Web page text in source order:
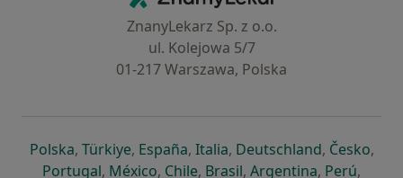
ZnanyLekarz Sp. z o.o.
ul. Kolejowa 5/7
01-217 Warszawa, Polska
Polskase otevře v nové záložce
, Türkiyese otevře v nové záložce
, Españase otevře v nové záložce
, Italiase otevře v nové záložce
, Deutschlandse otevře v
, Českose
,
Portugalse otevře v nové záložce
, Méxicose otevře v nové záložce
, Chilese otevře v nové záložce
, Brasilse otevře v nové
, Argentinase otevře v
, Perúse
,